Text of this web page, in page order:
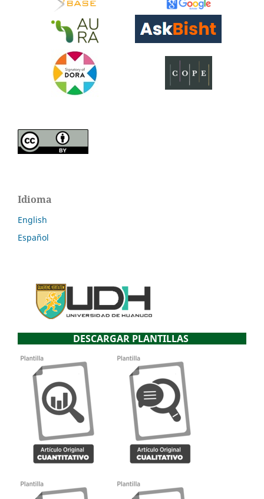
Idioma
English
Español
DESCARGAR PLANTILLAS